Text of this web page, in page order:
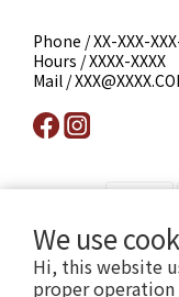
We use
Hi, this website
proper
Phone / XX-XXX-
Hours / XXXX-XXXX
Mail /
提醒您，我們不